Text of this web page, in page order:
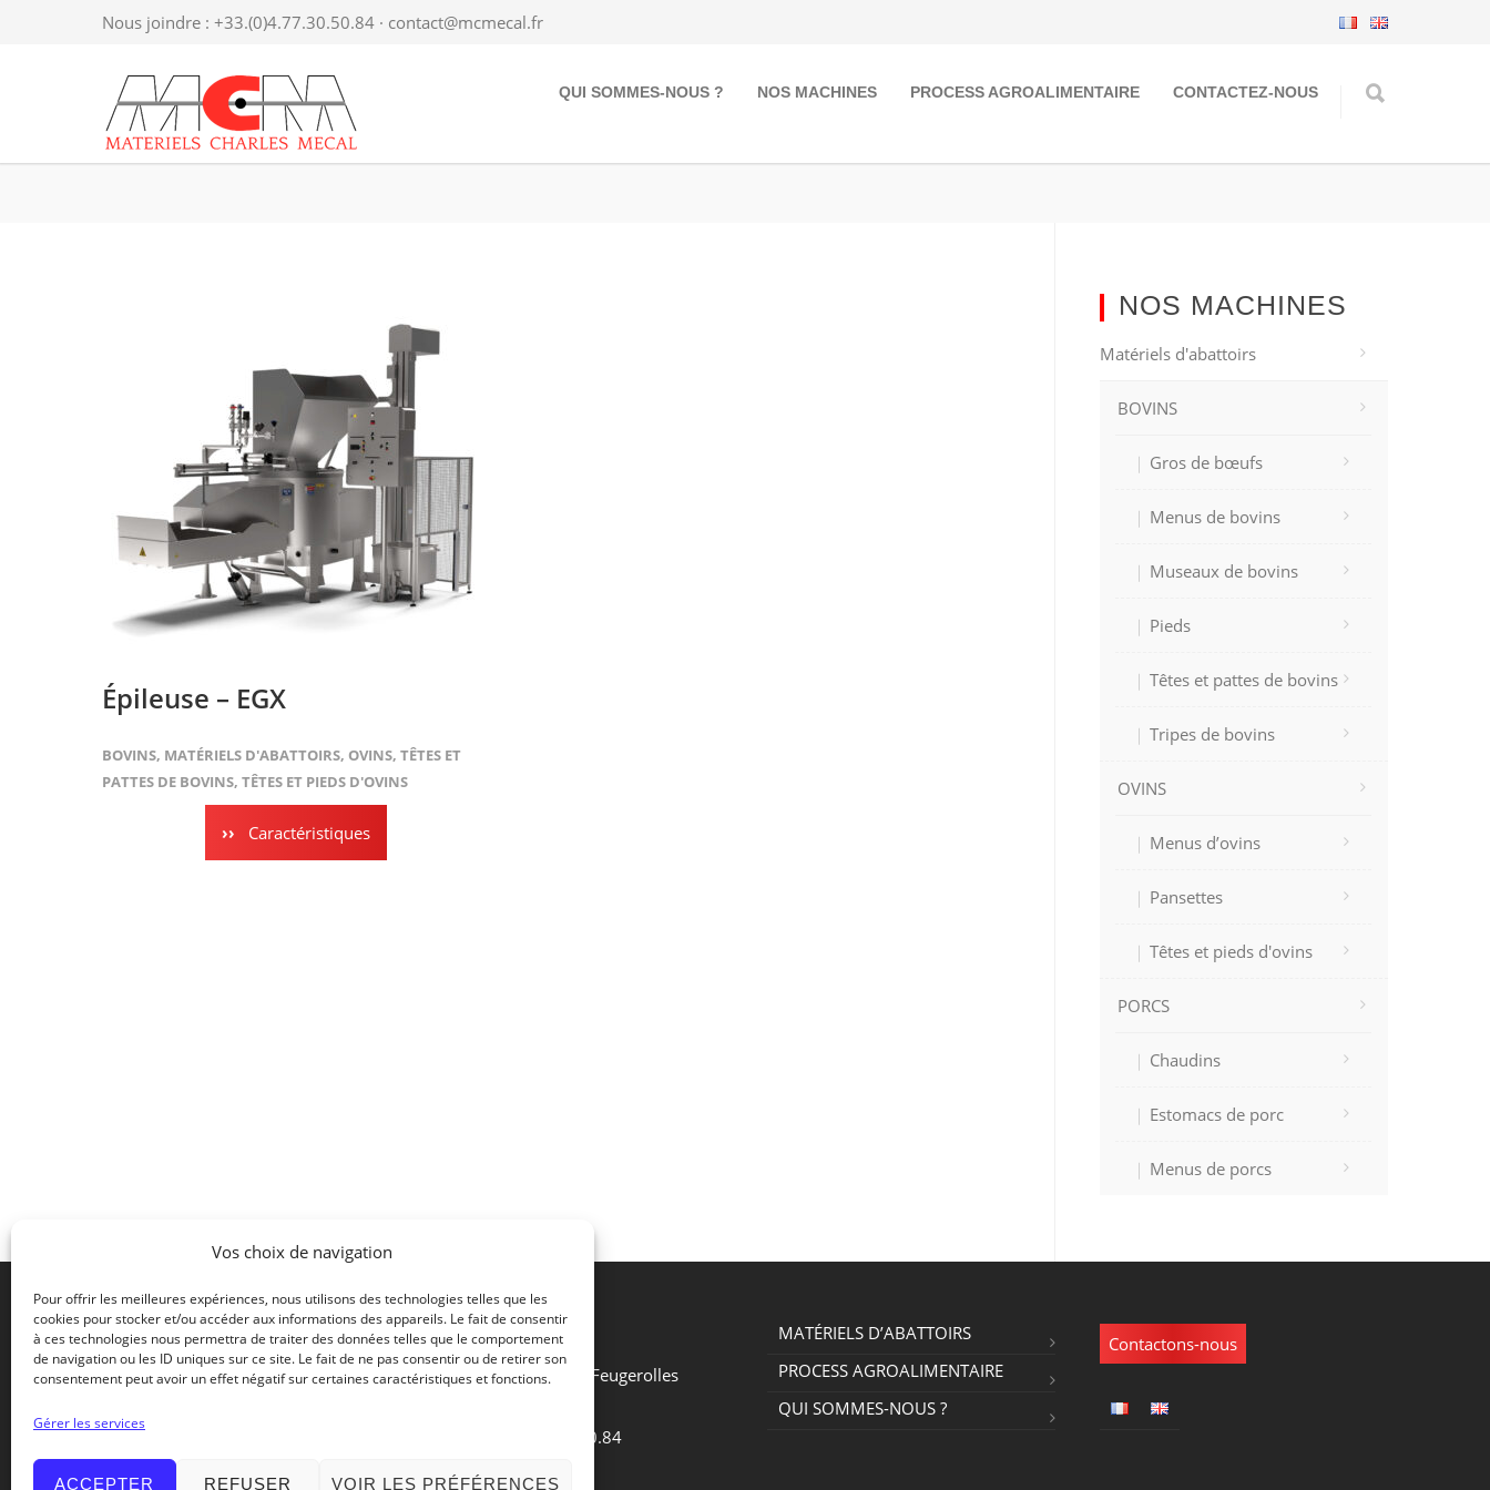
Vos choix de navigation
Pour offrir les meilleures expériences, nous utilisons des technologies telles que les
cookies pour stocker et/ou accéder aux informations des appareils. Le fait de consentir
à ces technologies nous permettra de traiter des données telles que le comportement
de navigation ou les ID uniques sur ce site. Le fait de ne pas consentir ou de retirer son
consentement peut avoir un effet négatif sur certaines caractéristiques et fonctions.
Gérer les services
ACCEPTER REFUSER VOIR LES PRÉFÉRENCES
Nous joindre : +33.(0)4.77.30.50.84 · contact@mcmecal.fr
QUI SOMMES-NOUS ? NOS MACHINES PROCESS AGROALIMENTAIRE CONTACTEZ-NOUS
Épileuse – EGX
BOVINS, MATÉRIELS D'ABATTOIRS, OVINS, TÊTES ET
PATTES DE BOVINS, TÊTES ET PIEDS D'OVINS
Caractéristiques
NOS MACHINES
Matériels d'abattoirs
BOVINS
Gros de bœufs
Menus de bovins
Museaux de bovins
Pieds
Têtes et pattes de bovins
Tripes de bovins
OVINS
Menus d’ovins
Pansettes
Têtes et pieds d'ovins
PORCS
Chaudins
Estomacs de porc
Menus de porcs
Le spécialiste du traitement
du 5ème quartier
2 rue de la Bargette
42500 Le Chambon-Feugerolles
Tel +33.(0)4.77.30.50.84
MATÉRIELS D’ABATTOIRS
PROCESS AGROALIMENTAIRE
QUI SOMMES-NOUS ?
Contactons-nous